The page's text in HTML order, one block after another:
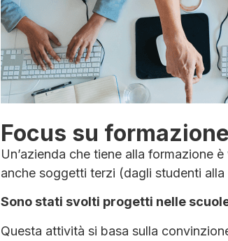
Focus su
Un’azienda che tiene alla formazione
anche soggetti terzi (dagli studenti
Sono stati svolti progetti nelle
Questa attività si basa sulla